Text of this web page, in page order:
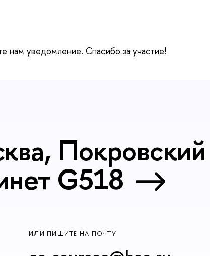
нам уведомление. Спасибо за участие!
G518
ИЛИ ПИШИТЕ НА ПОЧТУ